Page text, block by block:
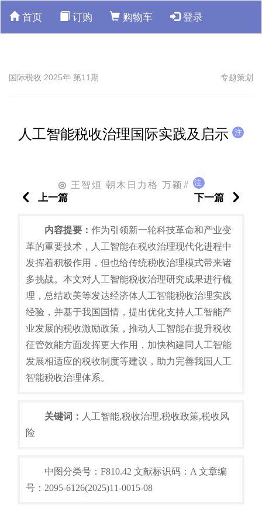
首页 订购 购物车 登录
国际税收 2025年 第11期 专题策划
人工智能税收治理国际实践及启示 注
◎ 王智烜 朝木日力格 万颖# 注
上一篇 下一篇
内容提要： 作为引领新一轮科技革命和产业变
革的重要技术，人工智能在税收治理现代化进程中
发挥着积极作用，但也给传统税收治理模式带来诸
多挑战。本文对人工智能税收治理研究成果进行梳
理，总结欧美等发达经济体人工智能税收治理实践
经验，并基于我国国情，提出优化支持人工智能产
业发展的税收激励政策，推动人工智能在提升税收
征管效能方面发挥更大作用，加快构建同人工智能
发展相适应的税收制度等建议，助力完善我国人工
智能税收治理体系。
关键词： 人工智能,税收治理,税收政策,税收风
险
中图分类号：F810.42 文献标识码：A 文章编
号：2095-6126(2025)11-0015-08